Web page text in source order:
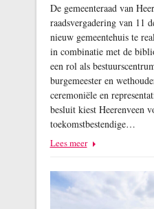
De gemeenteraad van
raadsvergadering van 11
nieuw gemeentehuis te
in combinatie met de
een rol als
burgemeester en
ceremoniële en
besluit kiest Heerenveen
toekomstbestendige…
Lees meer